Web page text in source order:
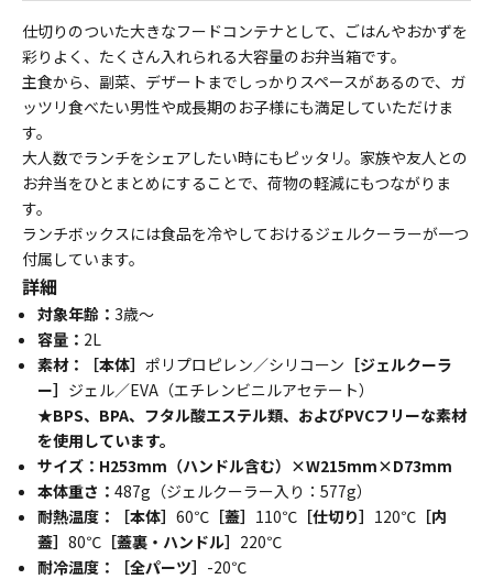
仕切りのついた大きなフードコンテナとして、ごはんやおかずを
彩りよく、たくさん入れられる大容量のお弁当箱です。
主食から、副菜、デザートまでしっかりスペースがあるので、ガ
ッツリ食べたい男性や成長期のお子様にも満足していただけま
す。
大人数でランチをシェアしたい時にもピッタリ。家族や友人との
お弁当をひとまとめにすることで、荷物の軽減にもつながりま
す。
ランチボックスには食品を冷やしておけるジェルクーラーが一つ
付属しています。
詳細
対象年齢： 3歳～
容量： 2L
素材：［本体］ ポリプロピレン／シリコーン ［ジェルクーラ
ー］ ジェル／EVA（エチレンビニルアセテート）
★BPS、BPA、フタル酸エステル類、およびPVCフリーな素材
を使用しています。
サイズ：H253mm（ハンドル含む）×W215mm×D73mm
本体重さ： 487g（ジェルクーラー入り：577g）
耐熱温度：［本体］ 60℃ ［蓋］ 110℃ ［仕切り］ 120℃ ［内
蓋］ 80℃ ［蓋裏・ハンドル］ 220℃
耐冷温度：［全パーツ］ -20℃